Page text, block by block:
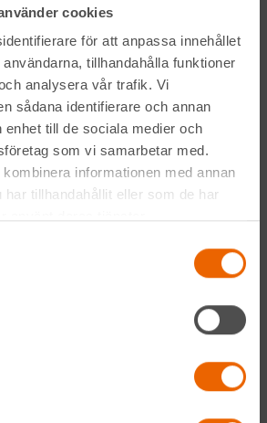
cookies
för att anpassa innehållet
tillhandahålla funktioner
analysera vår trafik. Vi
sådana identifierare och annan
enhet till de sociala medier och
som vi samarbetar med.
informationen med annan
har tillhandahållit eller som de har
nyhetsbrev